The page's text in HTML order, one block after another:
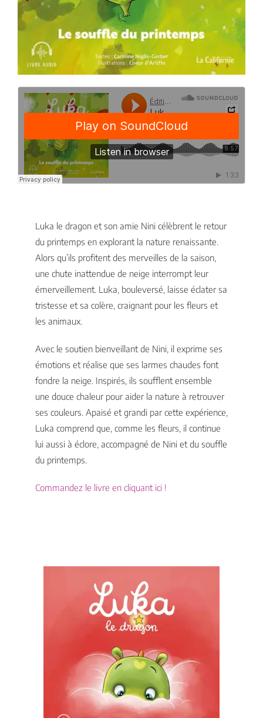
Luka le dragon et son amie Nini célèbrent le retour
du printemps en explorant la nature renaissante.
Alors qu’ils profitent des merveilles de la saison,
une chute inattendue de neige interrompt leur
émerveillement. Luka, bouleversé, laisse éclater sa
tristesse et sa colère, craignant pour les fleurs et
les animaux.
Avec le soutien bienveillant de Nini, il exprime ses
émotions et réalise que ses larmes chaudes font
fondre la neige. Inspirés, ils soufflent ensemble
une douce chaleur pour aider la nature à retrouver
ses couleurs. Apaisé et grandi par cette expérience,
Luka comprend que, comme les fleurs, il continue
lui aussi à éclore, accompagné de Nini et du souffle
du printemps.
Commandez le livre en cliquant ici !